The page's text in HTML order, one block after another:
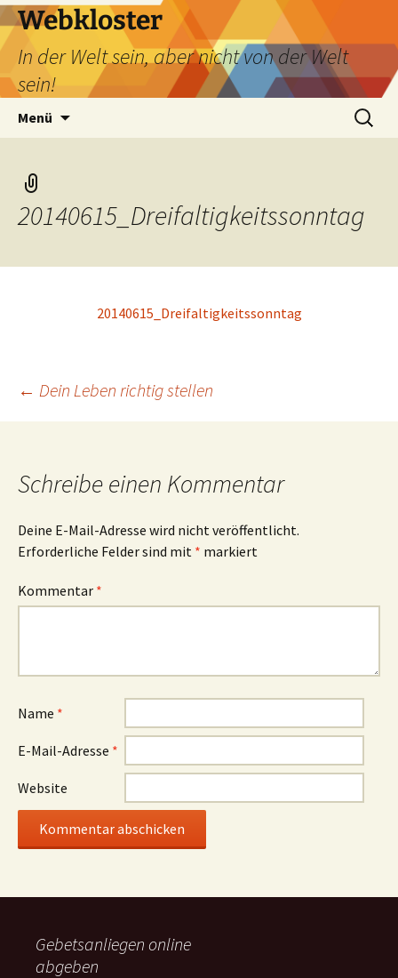
Webkloster
In der Welt sein, aber nicht von der Welt
sein!
Menü
Suchen
nach:
20140615_Dreifaltigkeitssonntag
20140615_Dreifaltigkeitssonntag
Beitragsnavigation
← Dein Leben richtig stellen
Schreibe einen Kommentar
Deine E-Mail-Adresse wird nicht veröffentlicht.
Erforderliche Felder sind mit * markiert
Kommentar *
Name *
E-Mail-Adresse *
Website
Gebetsanliegen online
abgeben